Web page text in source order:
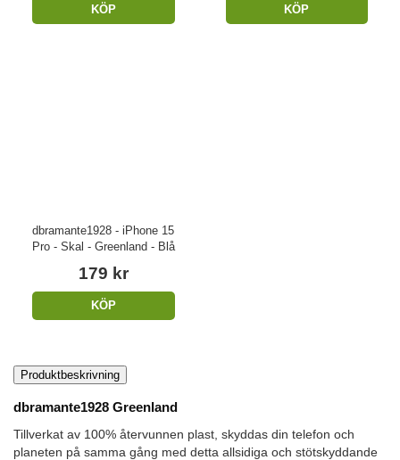
KÖP KÖP
dbramante1928 - iPhone 15
Pro - Skal - Greenland - Blå
179 kr
KÖP
Produktbeskrivning
dbramante1928 Greenland
Tillverkat av 100% återvunnen plast, skyddas din telefon och
planeten på samma gång med detta allsidiga och stötskyddande